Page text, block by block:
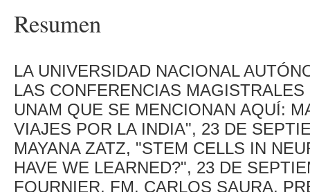
Resumen
LA UNIVERSIDAD NACIONAL
LAS CONFERENCIAS
UNAM QUE SE MENCIONAN AQUÍ:
VIAJES POR LA INDIA", 23 DE
MAYANA ZATZ, "STEM CELLS IN
HAVE WE LEARNED?", 23 DE
FOURNIER, FM. CARLOS SAURA,